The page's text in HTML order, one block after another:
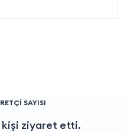
SAYISI
kişi ziyaret etti.